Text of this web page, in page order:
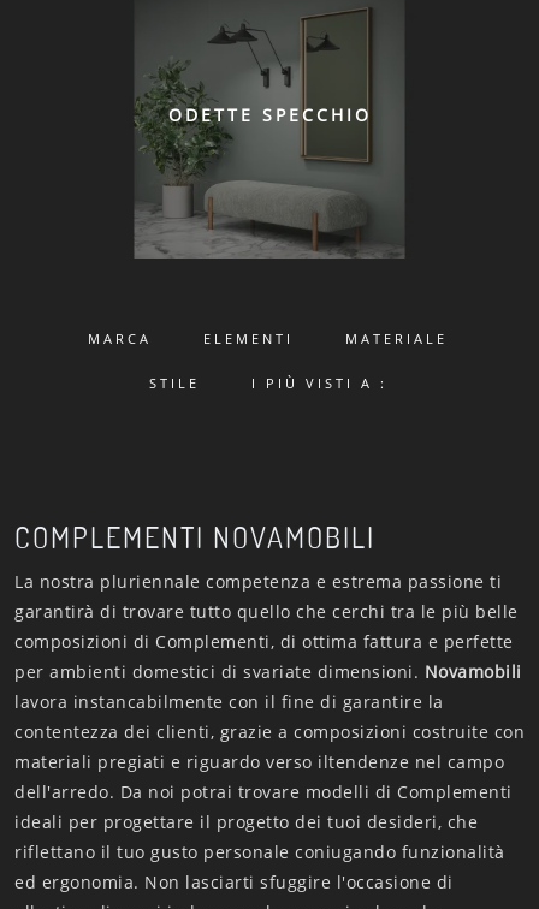
ODETTE SPECCHIO
MARCA ELEMENTI MATERIALE
STILE I PIÙ VISTI A :
COMPLEMENTI NOVAMOBILI
La nostra pluriennale competenza e estrema passione ti
garantirà di trovare tutto quello che cerchi tra le più belle
composizioni di Complementi, di ottima fattura e perfette
per ambienti domestici di svariate dimensioni. Novamobili
lavora instancabilmente con il fine di garantire la
contentezza dei clienti, grazie a composizioni costruite con
materiali pregiati e riguardo verso iltendenze nel campo
dell'arredo. Da noi potrai trovare modelli di Complementi
ideali per progettare il progetto dei tuoi desideri, che
riflettano il tuo gusto personale coniugando funzionalità
ed ergonomia. Non lasciarti sfuggire l'occasione di